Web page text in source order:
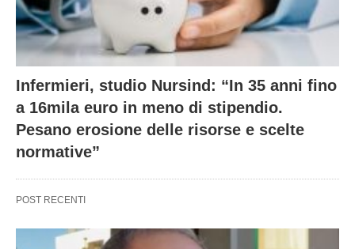
Infermieri, studio Nursind: “In 35 anni fino
a 16mila euro in meno di stipendio.
Pesano erosione delle risorse e scelte
normative”
POST RECENTI